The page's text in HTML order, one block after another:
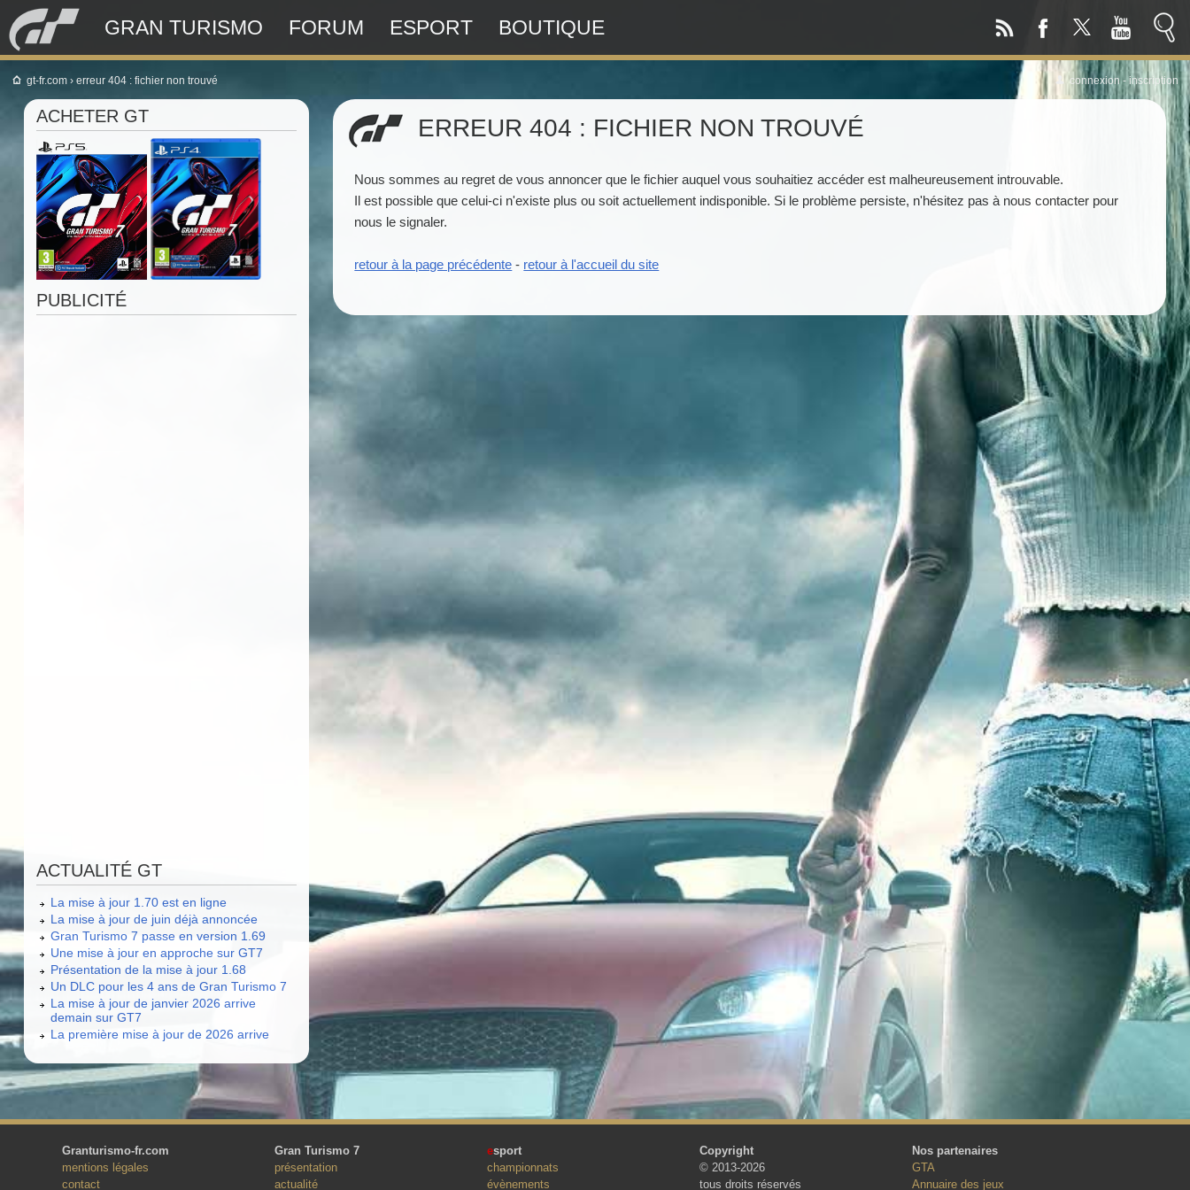
GRAN TURISMO FORUM ESPORT BOUTIQUE
gt-fr.com › erreur 404 : fichier non trouvé connexion-inscription
ACHETER GT
PUBLICITÉ
ACTUALITÉ GT
La mise à jour 1.70 est en ligne
La mise à jour de juin déjà annoncée
Gran Turismo 7 passe en version 1.69
Une mise à jour en approche sur GT7
Présentation de la mise à jour 1.68
Un DLC pour les 4 ans de Gran Turismo 7
La mise à jour de janvier 2026 arrive
demain sur GT7
La première mise à jour de 2026 arrive
ERREUR 404 : FICHIER NON TROUVÉ
Nous sommes au regret de vous annoncer que le fichier auquel vous souhaitiez accéder est malheureusement introuvable.
Il est possible que celui-ci n'existe plus ou soit actuellement indisponible. Si le problème persiste, n'hésitez pas à nous contacter pour
nous le signaler.
retour à la page précédente - retour à l'accueil du site
Granturismo-fr.com
mentions légales
contact
Gran Turismo 7
présentation
actualité
esport
championnats
évènements
Copyright
© 2013-2026
tous droits réservés
Nos partenaires
GTA
Annuaire des jeux